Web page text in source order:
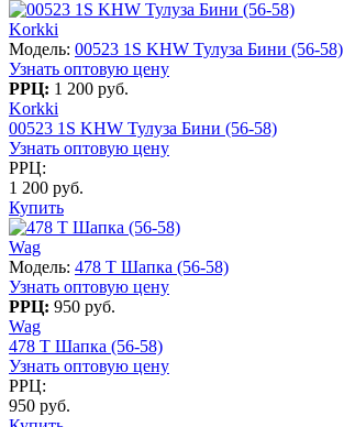
Korkki
Модель: 00523 1S KHW Тулуза Бини (56-58)
Узнать оптовую цену
РРЦ: 1 200 руб.
Korkki
00523 1S KHW Тулуза Бини (56-58)
Узнать оптовую цену
РРЦ:
1 200 руб.
Купить
Wag
Модель: 478 T Шапка (56-58)
Узнать оптовую цену
РРЦ: 950 руб.
Wag
478 T Шапка (56-58)
Узнать оптовую цену
РРЦ:
950 руб.